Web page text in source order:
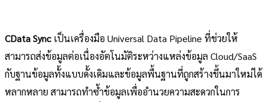
CData Sync เป็นเครื่องมือ Universal Data Pipeline ที่ช่วยให้
สามารถส่งข้อมูลต่อเนื่องอัตโนมัติระหว่างแหล่งข้อมูล Cloud/SaaS
กับฐานข้อมูลทั้งแบบดั้งเดิมและข้อมูลพื้นฐานที่ถูกสร้างขึ้นมาใหม่ได้
หลากหลาย สามารถทำซ้ำข้อมูลเพื่ออำนวยความสะดวกในการ